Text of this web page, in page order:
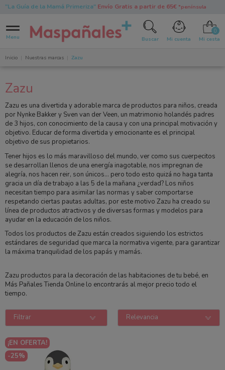
"La Guía de la Mamá Primeriza"Envío Gratis a partir de 65€ *península
Menu Buscar Mi cuenta Mi cesta
Inicio Nuestras marcas Zazu
Zazu
Zazu es una divertida y adorable marca de productos para niños, creada
por Nynke Bakker y Sven van der Veen, un matrimonio holandés padres
de 3 hijos, con conocimiento de la causa y con una principal motivación y
objetivo. Educar de forma divertida y emocionante es el principal
objetivo de sus propietarios.
Tener hijos es lo más maravilloso del mundo, ver como sus cuerpecitos
se desarrollan llenos de una energía inagotable, nos impregnan de
alegría, nos hacen reir, son únicos... pero todo esto quizá no haga tanta
gracia un día de trabajo a las 5 de la mañana ¿verdad? Los niños
necesitan tiempo para asimilar las normas y saber comportarse
respetando ciertas pautas adultas, por este motivo Zazu ha creado su
línea de productos atractivos y de diversas formas y modelos para
ayudar en la educación de los niños.
Todos los productos de Zazu están creados siguiendo los estrictos
estándares de seguridad que marca la normativa vigente, para garantizar
la máxima tranquilidad de los papás y mamás.
Zazu productos para la decoración de las habitaciones de tu bebé, en
Más Pañales Tienda Online lo encontrarás al mejor precio todo el
tiempo.
Filtrar Relevancia
¡EN OFERTA!
-25%